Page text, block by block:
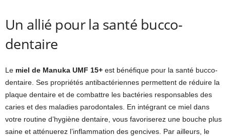
Un allié pour la santé bucco-
dentaire
Le miel de Manuka UMF 15+ est bénéfique pour la santé bucco-
dentaire. Ses propriétés antibactériennes permettent de réduire la
plaque dentaire et de combattre les bactéries responsables des
caries et des maladies parodontales. En intégrant ce miel dans
votre routine d’hygiène dentaire, vous favoriserez une bouche plus
saine et atténuerez l’inflammation des gencives. Par ailleurs, le